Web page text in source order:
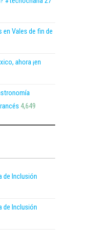
en Vales de fin de
ahora ¡en
4,649
de Inclusión
de Inclusión